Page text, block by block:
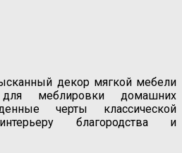
декор мягкой мебели
меблировки домашних
черты классической
благородства и